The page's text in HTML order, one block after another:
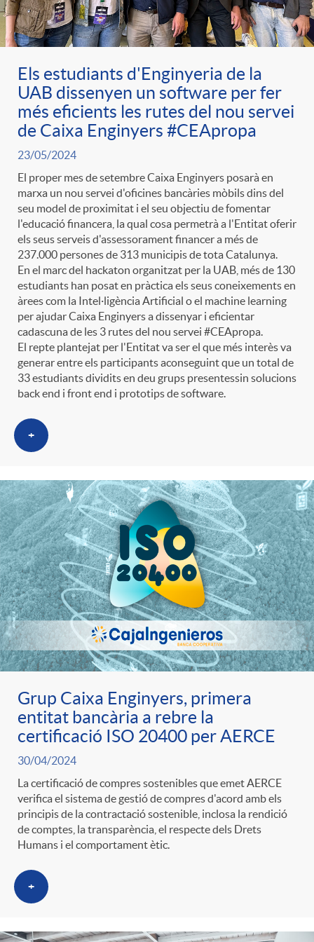
r
a
S
a
l
a
d
e
p
r
e
n
s
a
ó
p
e
r
c
a
t
e
g
o
i
e
s
t
e
n
i
d
o
A
n
c
l
F
i
l
t
r
o
C
a
t
l
c
a
d
o
r
d
e
c
o
n
t
i
n
g
u
t
s
Els estudiants d'Enginyeria de la
UAB dissenyen un software per fer
més eficients les rutes del nou servei
de Caixa Enginyers #CEApropa
23/05/2024
El proper mes de setembre Caixa Enginyers posarà en
marxa un nou servei d'oficines bancàries mòbils dins del
seu model de proximitat i el seu objectiu de fomentar
l'educació financera, la qual cosa permetrà a l'Entitat oferir
els seus serveis d'assessorament financer a més de
237.000 persones de 313 municipis de tota Catalunya.
En el marc del hackaton organitzat per la UAB, més de 130
estudiants han posat en pràctica els seus coneixements en
àrees com la Intel·ligència Artificial o el machine learning
per ajudar Caixa Enginyers a dissenyar i eficientar
cadascuna de les 3 rutes del nou servei #CEApropa.
El repte plantejat per l'Entitat va ser el que més interès va
generar entre els participants aconseguint que un total de
33 estudiants dividits en deu grups presentessin solucions
back end i front end i prototips de software.
+
Grup Caixa Enginyers, primera
entitat bancària a rebre la
certificació ISO 20400 per AERCE
30/04/2024
La certificació de compres sostenibles que emet AERCE
verifica el sistema de gestió de compres d'acord amb els
principis de la contractació sostenible, inclosa la rendició
de comptes, la transparència, el respecte dels Drets
Humans i el comportament ètic.
+